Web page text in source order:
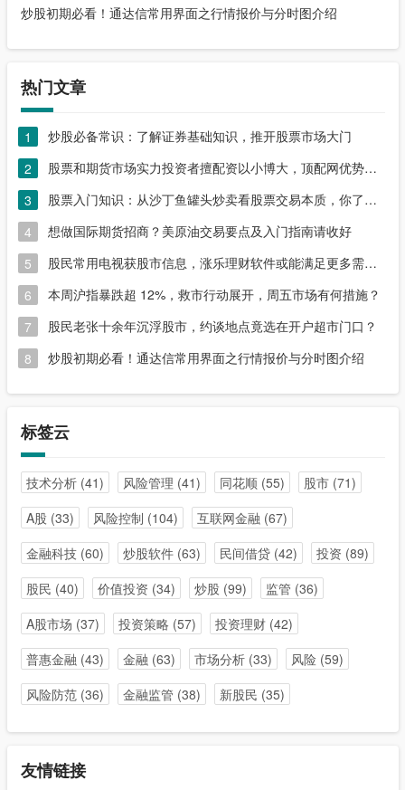
炒股初期必看！通达信常用界面之行情报价与分时图介绍
热门文章
1
炒股必备常识：了解证券基础知识，推开股票市场大门
2
股票和期货市场实力投资者擅配资以小博大，顶配网优势尽显
3
股票入门知识：从沙丁鱼罐头炒卖看股票交易本质，你了解吗？
4
想做国际期货招商？美原油交易要点及入门指南请收好
5
股民常用电视获股市信息，涨乐理财软件或能满足更多需求？
6
本周沪指暴跌超 12%，救市行动展开，周五市场有何措施？
7
股民老张十余年沉浮股市，约谈地点竟选在开户超市门口？
8
炒股初期必看！通达信常用界面之行情报价与分时图介绍
标签云
技术分析(41) 风险管理 (41) 同花顺(55) 股市(71)
A股 (33) 风险控制 (104) 互联网金融 (67)
金融科技(60) 炒股软件(63) 民间借贷(42) 投资 (89)
股民 (40) 价值投资 (34) 炒股 (99) 监管 (36)
A股市场 (37) 投资策略 (57) 投资理财(42)
普惠金融 (43) 金融 (63) 市场分析(33) 风险(59)
风险防范(36) 金融监管 (38) 新股民 (35)
友情链接